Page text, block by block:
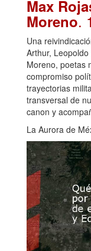
Max
Moreno.
Una
Arthur,
Moreno, poetas
compromiso
trayectorias
transversal de
canon y
La Aurora de